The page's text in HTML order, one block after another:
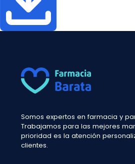
Somos expertos en farmacia y
Trabajamos para las mejores
prioridad es la atención
clientes.